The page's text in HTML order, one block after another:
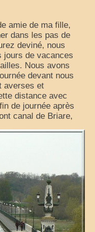
amie de ma fille,
dans les pas de
deviné, nous
jours de vacances
Nous avons
devant nous
averses et
distance avec
de journée après
canal de Briare,